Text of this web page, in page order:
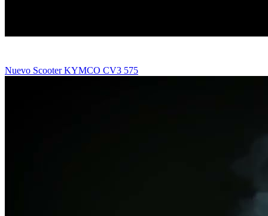
Nuevo Scooter KYMCO CV3 575